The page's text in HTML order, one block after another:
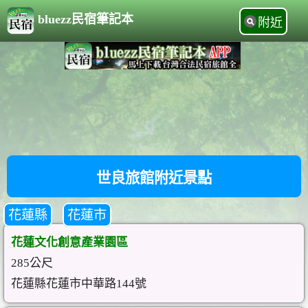
bluezz民宿筆記本 附近
世良旅館附近景點
花蓮縣 花蓮市
花蓮文化創意產業園區
285公尺
花蓮縣花蓮市中華路144號